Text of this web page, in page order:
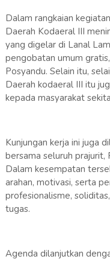
Dalam rangkaian
Daerah Kodaeral III
yang digelar di Lanal
pengobatan umum
Posyandu. Selain itu,
Daerah kodaeral III itu
kepada masyarakat
Kunjungan kerja ini juga
bersama seluruh prajurit,
Dalam kesempatan
arahan, motivasi, serta
profesionalisme,
tugas.
Agenda dilanjutkan